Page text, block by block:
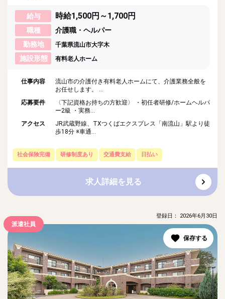
給与 時給1,500円～1,700円
職種
介護職・ヘルパー
勤務地
千葉県流山市大字木
施設形態 有料老人ホーム
仕事内容
流山市の介護付き有料老人ホームにて、介護業務全般を
お任せします。 ...
応募要件
〈下記資格お持ちの方歓迎〉 ・初任者研修/ホームヘルパ
ー2級 ・実務...
アクセス
JR武蔵野線、TXつくばエクスプレス「南流山」駅より徒
歩18分 ※車通...
社会保険完備 研修制度あり 交通費支給 日払い
求人詳細を見る
派遣社員
登録日： 2026年6月30日